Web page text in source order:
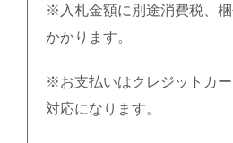
※入札金額に別途消費税、
かかります。
※お支払いはクレジットカ
対応になります。